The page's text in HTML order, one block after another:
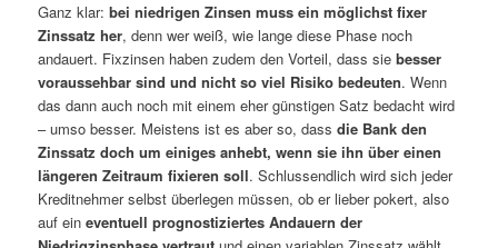
Ganz klar: bei niedrigen Zinsen muss ein möglichst fixer
Zinssatz her, denn wer weiß, wie lange diese Phase noch
andauert. Fixzinsen haben zudem den Vorteil, dass sie besser
voraussehbar sind und nicht so viel Risiko bedeuten. Wenn
das dann auch noch mit einem eher günstigen Satz bedacht wird
– umso besser. Meistens ist es aber so, dass die Bank den
Zinssatz doch um einiges anhebt, wenn sie ihn über einen
längeren Zeitraum fixieren soll. Schlussendlich wird sich jeder
Kreditnehmer selbst überlegen müssen, ob er lieber pokert, also
auf ein eventuell prognostiziertes Andauern der